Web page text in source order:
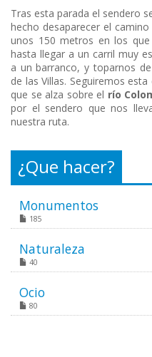
Tras esta parada el sendero
hecho desaparecer el
unos 150 metros en los
hasta llegar a un carril muy
a un barranco, y toparnos
de las Villas. Seguiremos
que se alza sobre el río
por el sendero que nos
nuestra ruta.
¿Que hacer?
Monumentos
185
Naturaleza
40
Ocio
80